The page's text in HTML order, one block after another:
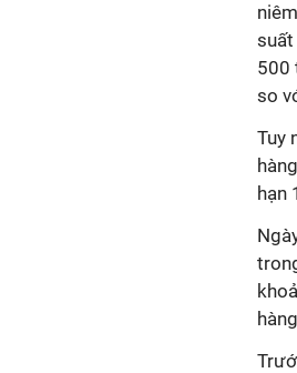
suất
500
so
Tuy
hạn